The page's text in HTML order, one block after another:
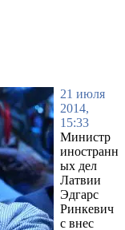
21 июля
2014,
15:33
Министр
иностранн
ых дел
Латвии
Эдгарс
Ринкевич
с внес